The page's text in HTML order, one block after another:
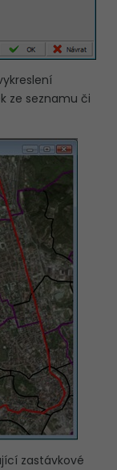
ze seznamu či
zastávkové